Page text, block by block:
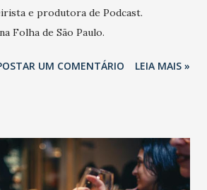
e produtora de Podcast.
Folha de São Paulo.
UM COMENTÁRIO LEIA MAIS »